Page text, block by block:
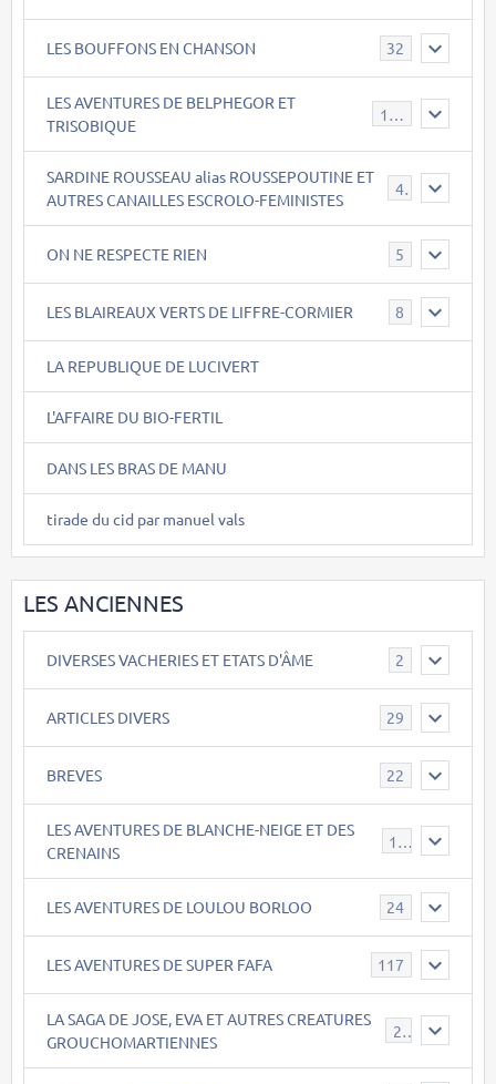
LES BOUFFONS EN CHANSON 32
LES AVENTURES DE BELPHEGOR ET
TRISOBIQUE
147
SARDINE ROUSSEAU alias ROUSSEPOUTINE ET
AUTRES CANAILLES ESCROLO-FEMINISTES
40
ON NE RESPECTE RIEN 5
LES BLAIREAUX VERTS DE LIFFRE-CORMIER 8
LA REPUBLIQUE DE LUCIVERT
L'AFFAIRE DU BIO-FERTIL
DANS LES BRAS DE MANU
tirade du cid par manuel vals
LES ANCIENNES
DIVERSES VACHERIES ET ETATS D'ÂME 2
ARTICLES DIVERS 29
BREVES 22
LES AVENTURES DE BLANCHE-NEIGE ET DES
CRENAINS
17
LES AVENTURES DE LOULOU BORLOO 24
LES AVENTURES DE SUPER FAFA 117
LA SAGA DE JOSE, EVA ET AUTRES CREATURES
GROUCHOMARTIENNES
26